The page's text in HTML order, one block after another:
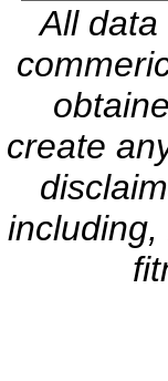
All data
create